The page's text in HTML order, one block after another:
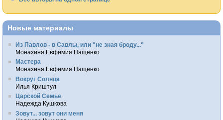
Новые материалы
Из Павлов - в Савлы, или "не зная броду..."
Монахиня Евфимия Пащенко
Мастера
Монахиня Евфимия Пащенко
Вокруг Солнца
Илья Криштул
Царской Семье
Надежда Кушкова
Зовут... зовут они меня